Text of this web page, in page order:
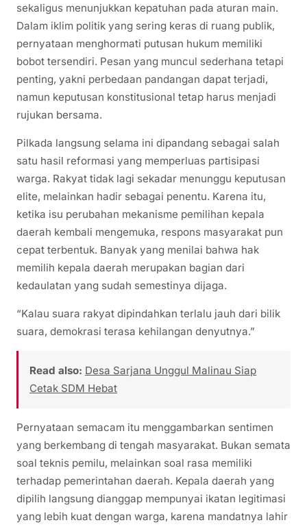
sekaligus menunjukkan kepatuhan pada aturan main.
Dalam iklim politik yang sering keras di ruang publik,
pernyataan menghormati putusan hukum memiliki
bobot tersendiri. Pesan yang muncul sederhana tetapi
penting, yakni perbedaan pandangan dapat terjadi,
namun keputusan konstitusional tetap harus menjadi
rujukan bersama.
Pilkada langsung selama ini dipandang sebagai salah
satu hasil reformasi yang memperluas partisipasi
warga. Rakyat tidak lagi sekadar menunggu keputusan
elite, melainkan hadir sebagai penentu. Karena itu,
ketika isu perubahan mekanisme pemilihan kepala
daerah kembali mengemuka, respons masyarakat pun
cepat terbentuk. Banyak yang menilai bahwa hak
memilih kepala daerah merupakan bagian dari
kedaulatan yang sudah semestinya dijaga.
“Kalau suara rakyat dipindahkan terlalu jauh dari bilik
suara, demokrasi terasa kehilangan denyutnya.”
Read also: Desa Sarjana Unggul Malinau Siap
Cetak SDM Hebat
Pernyataan semacam itu menggambarkan sentimen
yang berkembang di tengah masyarakat. Bukan semata
soal teknis pemilu, melainkan soal rasa memiliki
terhadap pemerintahan daerah. Kepala daerah yang
dipilih langsung dianggap mempunyai ikatan legitimasi
yang lebih kuat dengan warga, karena mandatnya lahir